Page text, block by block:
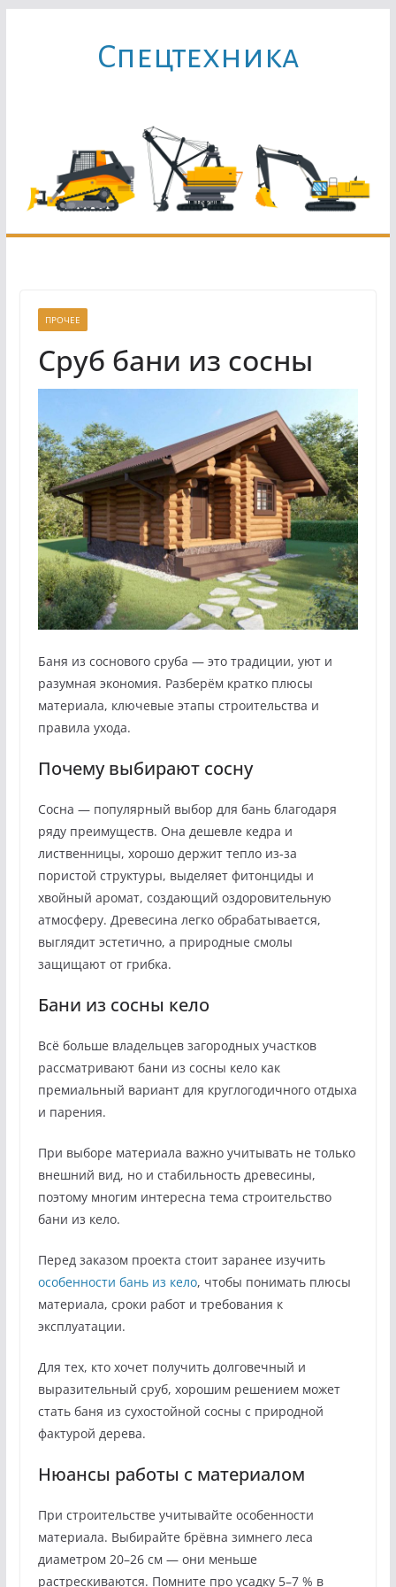
содержимомуCпецтехника
ПРОЧЕЕ
Сруб бани из сосны
Баня из соснового сруба — это традиции, уют и
разумная экономия. Разберём кратко плюсы
материала, ключевые этапы строительства и
правила ухода.
Почему выбирают сосну
Сосна — популярный выбор для бань благодаря
ряду преимуществ. Она дешевле кедра и
лиственницы, хорошо держит тепло из‑за
пористой структуры, выделяет фитонциды и
хвойный аромат, создающий оздоровительную
атмосферу. Древесина легко обрабатывается,
выглядит эстетично, а природные смолы
защищают от грибка.
Бани из сосны кело
Всё больше владельцев загородных участков
рассматривают бани из сосны кело как
премиальный вариант для круглогодичного отдыха
и парения.
При выборе материала важно учитывать не только
внешний вид, но и стабильность древесины,
поэтому многим интересна тема строительство
бани из кело.
Перед заказом проекта стоит заранее изучить
особенности бань из кело, чтобы понимать плюсы
материала, сроки работ и требования к
эксплуатации.
Для тех, кто хочет получить долговечный и
выразительный сруб, хорошим решением может
стать баня из сухостойной сосны с природной
фактурой дерева.
Нюансы работы с материалом
При строительстве учитывайте особенности
материала. Выбирайте брёвна зимнего леса
диаметром 20–26 см — они меньше
растрескиваются. Помните про усадку 5–7 % в